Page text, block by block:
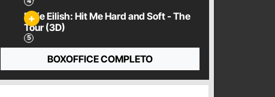
Billie Eilish: Hit Me Hard and Soft - The
Tour (3D)
BOXOFFICE COMPLETO